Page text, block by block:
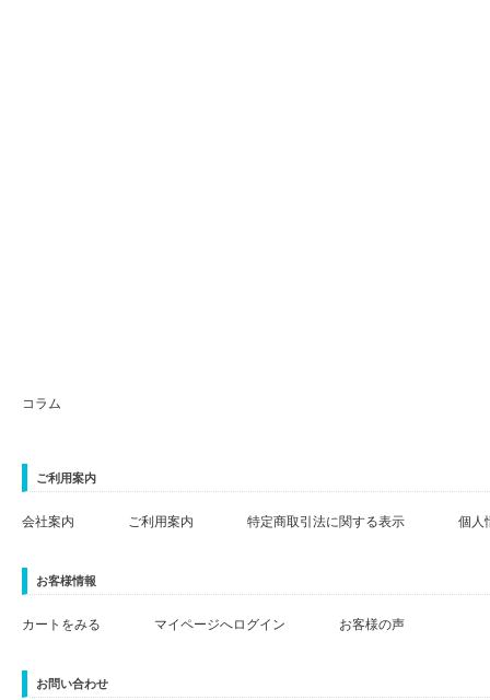
コラム
ご利用案内
会社案内 ご利用案内 特定商取引法に関する表示 個人
お客様情報
カートをみる マイページへログイン お客様の声
お問い合わせ